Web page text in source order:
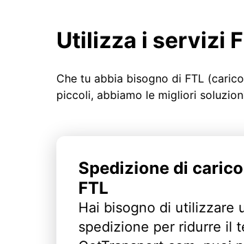
Utilizza i servizi
Che tu abbia bisogno di FTL
piccoli, abbiamo le migliori
Spedizione di
FTL
Hai bisogno di utilizzare
spedizione per ridurre il